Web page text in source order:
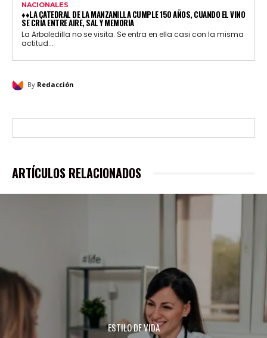
NACIONALES
♦♦LA CATEDRAL DE LA MANZANILLA CUMPLE 150 AÑOS, CUANDO EL VINO
SE CRÍA ENTRE AIRE, SAL Y MEMORIA
La Arboledilla no se visita. Se entra en ella casi con la misma
actitud...
By Redacción
ARTÍCULOS RELACIONADOS
ESTILO DE VIDA